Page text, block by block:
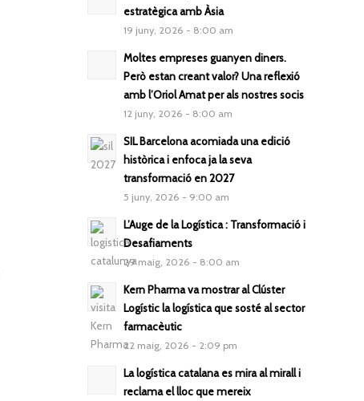
estratègica amb Àsia
19 juny, 2026 - 8:00 am
Moltes empreses guanyen diners.
Però estan creant valor? Una reflexió
amb l’Oriol Amat per als nostres socis
12 juny, 2026 - 8:00 am
SIL Barcelona acomiada una edició
històrica i enfoca ja la seva
transformació en 2027
5 juny, 2026 - 9:00 am
L’Auge de la Logística : Transformació i
Desafiaments
29 maig, 2026 - 8:00 am
Kern Pharma va mostrar al Clúster
Logístic la logística que sosté al sector
farmacèutic
22 maig, 2026 - 2:09 pm
La logística catalana es mira al mirall i
reclama el lloc que mereix